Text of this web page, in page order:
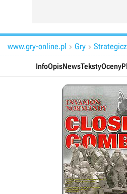
www.gry-online.pl  Gry 
InfoOpisNewsTekstyOceny